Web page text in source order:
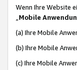
Wenn Ihre Website
„Mobile
(a) Ihre Mobile
(b) Ihre Mobile
(c) Ihre Mobile